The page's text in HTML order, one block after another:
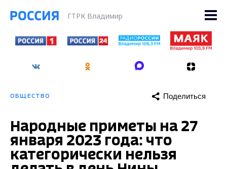
ГТРК Владимир
ОБЩЕСТВО Поделиться
Народные приметы на 27
января 2023 года: что
категорически нельзя